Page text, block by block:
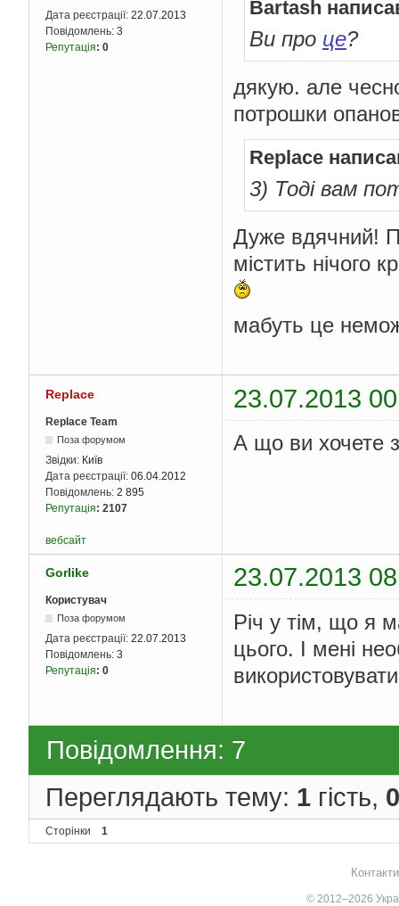
Дата реєстрації: 22.07.2013
Повідомлень: 3
Репутація: 0
Bartash
Ви про це?
дякую. але
потрошки
Replace
3) Тоді вам
Дуже вдячний!
містить нічого
мабуть це
Replace 23.07.2013
Replace Team
Поза форумом
Звідки: Київ
Дата реєстрації: 06.04.2012
Повідомлень: 2 895
Репутація: 2107
А що ви хочете
вебсайт
Gorlike 23.07.2013
Користувач
Поза форумом
Дата реєстрації: 22.07.2013
Повідомлень: 3
Репутація: 0
Річ у тім, що я
цього. І мені
Повідомлення: 7
Переглядають тему: 1 гість, 0
Сторінки 1
© 2012–2026